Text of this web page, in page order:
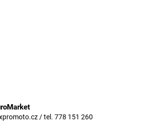
/ tel. 778 151 260